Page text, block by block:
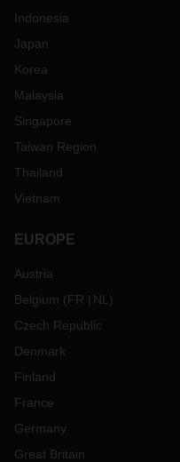
Indonesia
Japan
Korea
Malaysia
Singapore
Taiwan Region
Thailand
Vietnam
EUROPE
Austria
Belgium (FR NL )
Czech Republic
Denmark
Finland
France
Germany
Great Britain